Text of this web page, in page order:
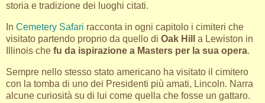
storia e tradizione dei luoghi citati.
In Cemetery Safari racconta in ogni capitolo i cimiteri che
visitato partendo proprio da quello di Oak Hill
a Lewiston in
Illinois che fu da ispirazione a Masters per la sua opera.
Sempre nello stesso stato americano ha visitato il cimitero
con la tomba di uno dei Presidenti più amati, Lincoln. Narra
alcune curiosità su di lui come quella che fosse un gattaro.